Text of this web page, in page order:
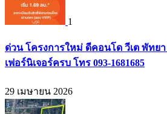
1
ด่วน โครงการใหม่ ดีคอนโด วีเต พัทย
เฟอร์นิเจอร์ครบ โทร 093-1681685
29 เมษายน 2026